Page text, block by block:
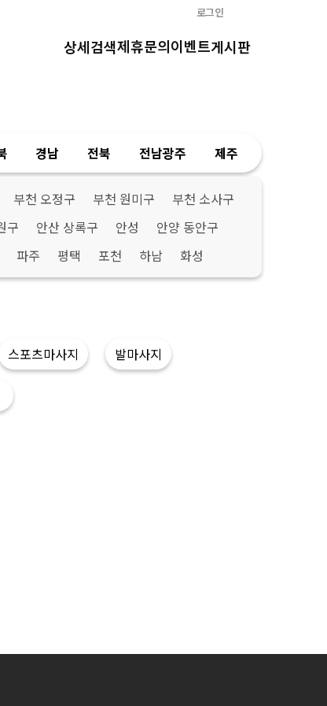
로그인
상세검색제휴문의이벤트게시판
경남 전북 전남광주 제주
부천 오정구 부천 원미구
부천 소사구
구 안산 상록구 안성
안양 동안구
파주 평택 포천 하남 화성
스포츠마사지 발마사지